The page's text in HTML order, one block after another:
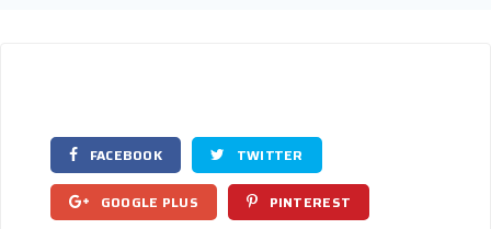
FACEBOOK TWITTER
GOOGLE PLUS PINTEREST